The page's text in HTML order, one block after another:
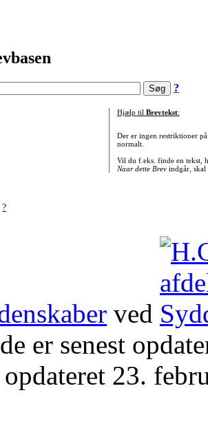
?
?
Hjælp til Brevtekst:
Der er ingen restriktioner
normalt.
Vil du f.eks. finde en tekst,
Naar dette Brevindgår, skal
ved
er senest
opdateret 23.